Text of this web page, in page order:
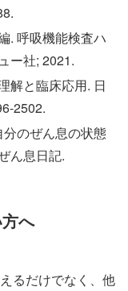
. 呼吸機能検査ハ
ー社; 2021.
解と臨床応用. 日
2502.
のぜん息の状態
ん息日記.
へ
るだけでなく、他